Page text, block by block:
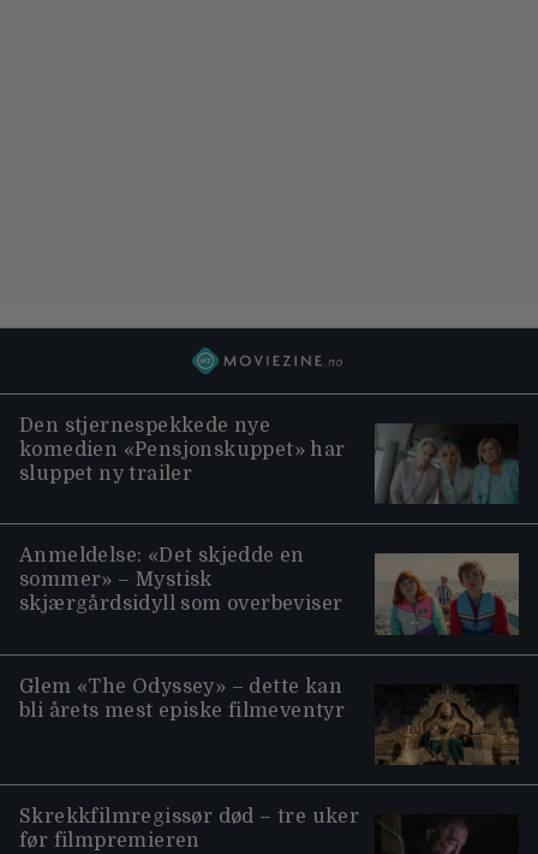
Den stjernespekkede nye
komedien «Pensjonskuppet» har
sluppet ny trailer
Anmeldelse: «Det skjedde en
sommer» – Mystisk
skjærgårdsidyll som overbeviser
Glem «The Odyssey» – dette kan
bli årets mest episke filmeventyr
Skrekkfilmregissør død – tre uker
før filmpremieren